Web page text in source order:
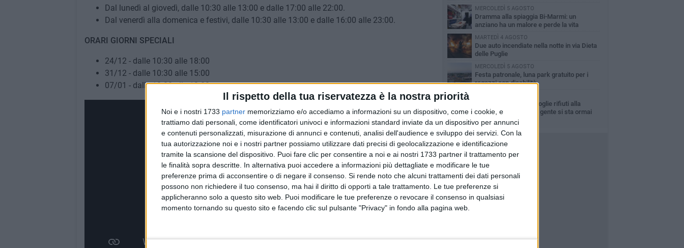
Il rispetto della tua riservatezza è la nostra priorità
Noi e i nostri 1733 partner memorizziamo e/o accediamo a informazioni su un dispositivo, come i cookie, e
trattiamo dati personali, come identificatori univoci e informazioni standard inviate da un dispositivo per annunci
e contenuti personalizzati, misurazione di annunci e contenuti, analisi dell'audience e sviluppo dei servizi. Con la
tua autorizzazione noi e i nostri partner possiamo utilizzare dati precisi di geolocalizzazione e identificazione
tramite la scansione del dispositivo. Puoi fare clic per consentire a noi e ai nostri 1733 partner il trattamento per
le finalità sopra descritte. In alternativa puoi accedere a informazioni più dettagliate e modificare le tue
preferenze prima di acconsentire o di negare il consenso. Si rende noto che alcuni trattamenti dei dati personali
possono non richiedere il tuo consenso, ma hai il diritto di opporti a tale trattamento. Le tue preferenze si
applicheranno solo a questo sito web. Puoi modificare le tue preferenze o revocare il consenso in qualsiasi
momento tornando su questo sito e facendo clic sul pulsante "Privacy" in fondo alla pagina web.
Dal lunedì al giovedì, dalle 10:30 alle 13:00 e dalle 17:00 alle 22:00.
Dal venerdì alla domenica e festivi, dalle 10:30 alle 13:00 e dalle 16:00 alle 23:00.
ORARI GIORNI SPECIALI
24/12 - dalle 10:30 alle 18:00
31/12 - dalle 10:30 alle 15:00
07/01 - dalle 10:30 alle 13:00
MERCOLEDÌ 5 AGOSTO
Dramma alla spiaggia Bi-Marmi: un
anziano ha un malore e perde la vita
MARTEDÌ 4 AGOSTO
Due auto incendiate nella notte in via Dieta
delle Puglie
MERCOLEDÌ 5 AGOSTO
Festa patronale, luna park gratuito per i
ragazzi con disabilità
Turista francese raccoglie rifiuti alla
spiaggia del Molo: «La gente si sta ormai
abituando»